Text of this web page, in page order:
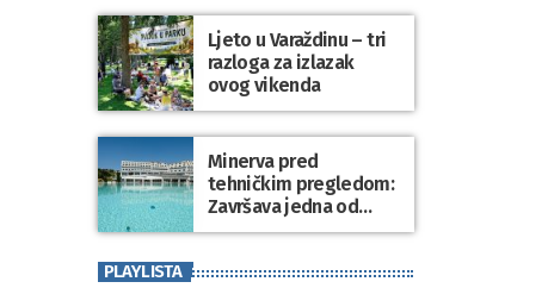
Ljeto u Varaždinu – tri
razloga za izlazak
ovog vikenda
Minerva pred
tehničkim pregledom:
Završava jedna od
najvećih investicija u
Varaždinske županije
PLAYLISTA